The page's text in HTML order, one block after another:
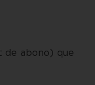
de abono) que